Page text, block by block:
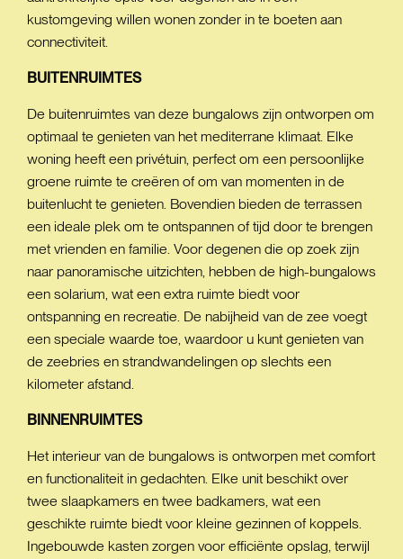
kustomgeving willen wonen zonder in te boeten aan
connectiviteit.
BUITENRUIMTES
De buitenruimtes van deze bungalows zijn ontworpen om
optimaal te genieten van het mediterrane klimaat. Elke
woning heeft een privétuin, perfect om een persoonlijke
groene ruimte te creëren of om van momenten in de
buitenlucht te genieten. Bovendien bieden de terrassen
een ideale plek om te ontspannen of tijd door te brengen
met vrienden en familie. Voor degenen die op zoek zijn
naar panoramische uitzichten, hebben de high-bungalows
een solarium, wat een extra ruimte biedt voor
ontspanning en recreatie. De nabijheid van de zee voegt
een speciale waarde toe, waardoor u kunt genieten van
de zeebries en strandwandelingen op slechts een
kilometer afstand.
BINNENRUIMTES
Het interieur van de bungalows is ontworpen met comfort
en functionaliteit in gedachten. Elke unit beschikt over
twee slaapkamers en twee badkamers, wat een
geschikte ruimte biedt voor kleine gezinnen of koppels.
Ingebouwde kasten zorgen voor efficiënte opslag, terwijl